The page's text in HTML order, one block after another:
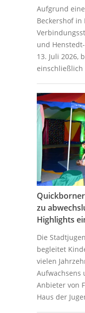
Aufgrund
Beckershof
und
13. Juli 2026,
einschließlich
zu
Highlights
Die
begleitet
vielen
Aufwachsens
Anbieter von
Haus der